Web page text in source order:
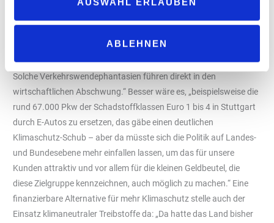
ABLEHNEN
„Vollkommen unrealistisch, vor allem aber brandgefährlich –
schon jetzt fehlen VW eigenen Angaben nach bundesweit rund
Solche Verkehrswendephantasien führen direkt in den
wirtschaftlichen Abschwung.“ Besser wäre es, „beispielsweise die
rund 67.000 Pkw der Schadstoffklassen Euro 1 bis 4 in Stuttgart
durch E-Autos zu ersetzen, das gäbe einen deutlichen
Klimaschutz-Schub – aber da müsste sich die Politik auf Landes-
und Bundesebene mehr einfallen lassen, um das für unsere
Kunden attraktiv und vor allem für die kleinen Geldbeutel, die
diese Zielgruppe kennzeichnen, auch möglich zu machen.“ Eine
finanzierbare Alternative für mehr Klimaschutz stelle auch der
Einsatz klimaneutraler Treibstoffe da: „Da hatte das Land bisher